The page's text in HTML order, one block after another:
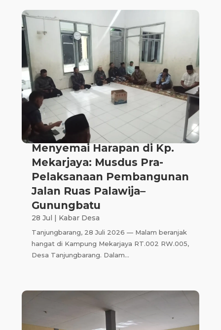
Menyemai Harapan di Kp.
Mekarjaya: Musdus Pra-
Pelaksanaan Pembangunan
Jalan Ruas Palawija–
Gunungbatu
28 Jul Kabar Desa
Tanjungbarang, 28 Juli 2026 — Malam beranjak
hangat di Kampung Mekarjaya RT.002 RW.005,
Desa Tanjungbarang. Dalam...